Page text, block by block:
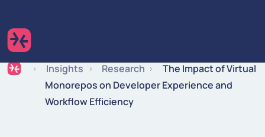
Insights Research
The Impact of Virtual
Monorepos on Developer Experience and
Workflow Efficiency